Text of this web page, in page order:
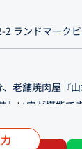
ランドマーク
老舗焼肉屋『
しい肉が堪能で
来の味を楽し